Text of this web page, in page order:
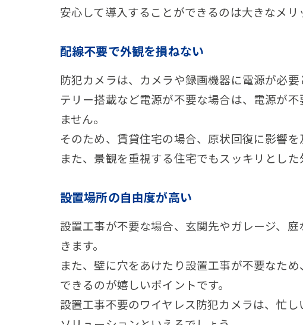
安心して導入することができるのは大きなメリ
配線不要で外観を損ねない
防犯カメラは、カメラや録画機器に電源が必
テリー搭載など電源が不要な場合は、電源が
ません。
そのため、賃貸住宅の場合、原状回復に影響を
また、景観を重視する住宅でもスッキリとし
設置場所の自由度が高い
設置工事が不要な場合、玄関先やガレージ、
きます。
また、壁に穴をあけたり設置工事が不要なた
できるのが嬉しいポイントです。
設置工事不要のワイヤレス防犯カメラは、忙